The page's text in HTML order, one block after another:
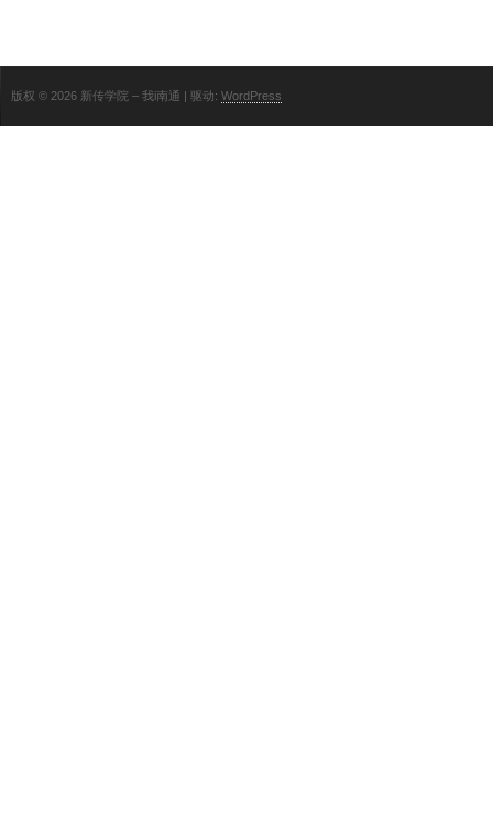
版权 © 2026 新传学院 – 我i南通 | 驱动: WordPress